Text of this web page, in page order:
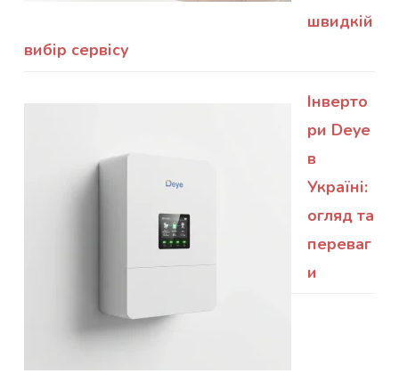
швидкій
вибір сервісу
Інверто
ри Deye
в
Україні:
огляд та
переваг
и